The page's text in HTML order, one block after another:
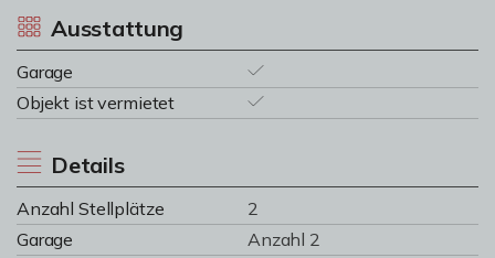
Ausstattung
Garage
Objekt ist vermietet
Details
Anzahl Stellplätze
2
Garage
Anzahl 2